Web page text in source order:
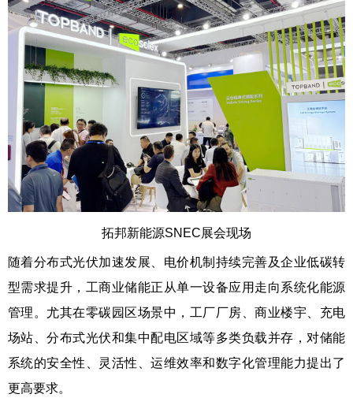
拓邦新能源SNEC展会现场
随着分布式光伏加速发展、电价机制持续完善及企业低碳转
型需求提升，工商业储能正从单一设备应用走向系统化能源
管理。尤其在零碳园区场景中，工厂厂房、商业楼宇、充电
场站、分布式光伏和集中配电区域等多类负载并存，对储能
系统的安全性、灵活性、运维效率和数字化管理能力提出了
更高要求。